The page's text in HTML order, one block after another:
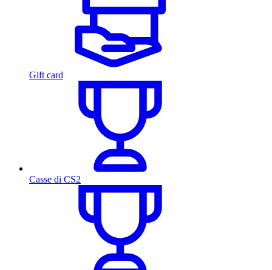
Gift card
Casse di CS2